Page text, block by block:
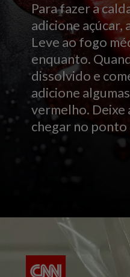
Para fazer a
adicione açúcar,
Leve ao fogo
enquanto.
dissolvido e
adicione
vermelho. Deixe
chegar no ponto